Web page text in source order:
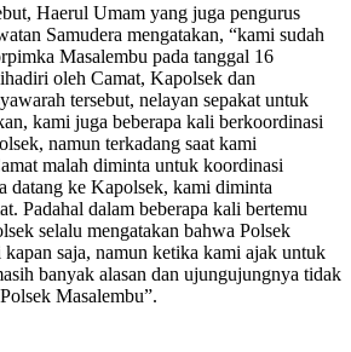
Haerul Umam yang juga pengurus
Samudera mengatakan, “kami sudah
Masalembu pada tanggal 16
oleh Camat, Kapolsek dan
tersebut, nelayan sepakat untuk
kami juga beberapa kali berkoordinasi
namun terkadang saat kami
malah diminta untuk koordinasi
datang ke Kapolsek, kami diminta
Padahal dalam beberapa kali bertemu
selalu mengatakan bahwa Polsek
kapan saja, namun ketika kami ajak untuk
banyak alasan dan ujungujungnya tidak
Masalembu”.